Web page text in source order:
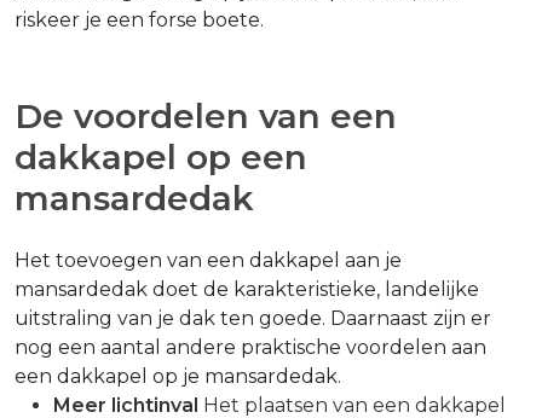
riskeer je een forse boete.
De voordelen van een
dakkapel op een
mansardedak
Het toevoegen van een dakkapel aan je
mansardedak doet de karakteristieke, landelijke
uitstraling van je dak ten goede. Daarnaast zijn er
nog een aantal andere praktische voordelen aan
een dakkapel op je mansardedak.
Meer lichtinval Het plaatsen van een dakkapel